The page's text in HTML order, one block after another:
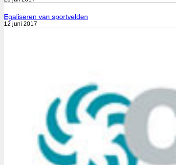
Egaliseren van sportvelden
12 juni 2017